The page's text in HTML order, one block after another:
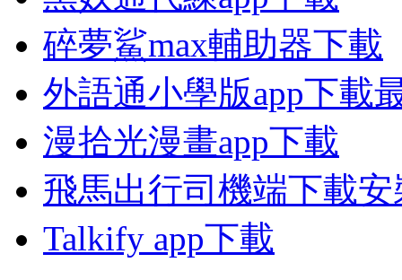
碎夢鯊max輔助器下載
外語通小學版app下載
漫拾光漫畫app下載
飛馬出行司機端下載安
Talkify app下載